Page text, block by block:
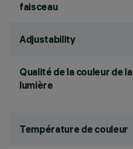
faisceau
Adjustability
Qualité de la couleur de la
lumière
Température de couleur